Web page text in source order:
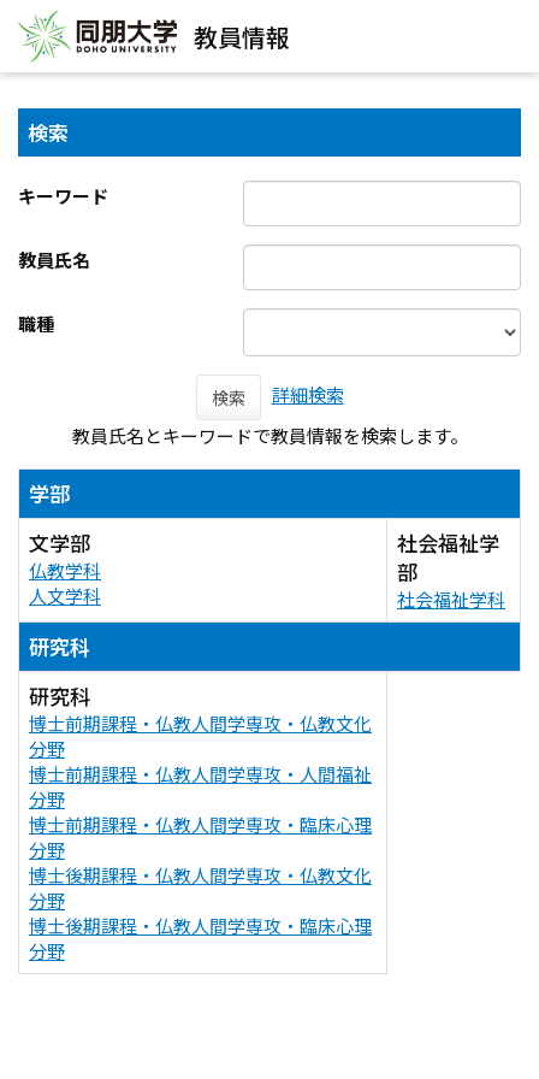
教員情報
検索
キーワード
教員氏名
職種
検索
詳細検索
教員氏名とキーワードで教員情報を検索します。
学部
文学部
仏教学科
人文学科
社会福祉学
部
社会福祉学科
研究科
研究科
博士前期課程・仏教人間学専攻・仏教文化
分野
博士前期課程・仏教人間学専攻・人間福祉
分野
博士前期課程・仏教人間学専攻・臨床心理
分野
博士後期課程・仏教人間学専攻・仏教文化
分野
博士後期課程・仏教人間学専攻・臨床心理
分野